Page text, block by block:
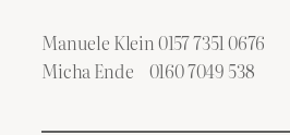
Manuele Klein 0157 7351 0676
Micha Ende 0160 7049 538